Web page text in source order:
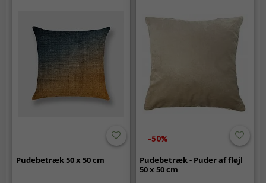
Pudebetræk 50 x 50 cm
-50%
Pudebetræk - Puder af fløjl
50 x 50 cm